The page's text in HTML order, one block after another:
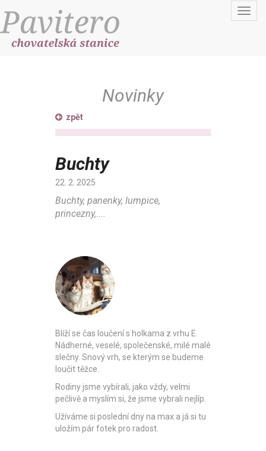
Novinky
zpět
Buchty
22. 2. 2025
Buchty, panenky, lumpice,
princezny,....
Blíží se čas loučení s holkama z vrhu E.
Nádherné, veselé, společenské, milé malé
slečny. Snový vrh, se kterým se budeme
loučit těžce.
Rodiny jsme vybírali, jako vždy, velmi
pečlivě a myslím si, že jsme vybrali nejlíp.
Užíváme si poslední dny na max a já si tu
uložím pár fotek pro radost.